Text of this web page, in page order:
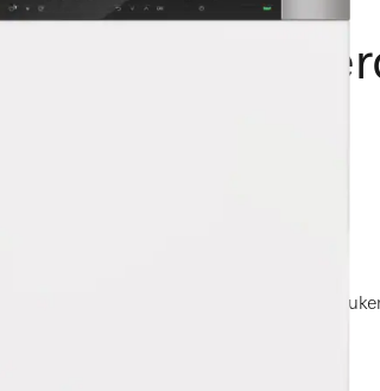
thuis en in bedrijfs- of